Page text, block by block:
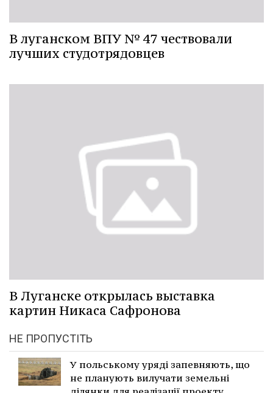
В луганском ВПУ № 47 чествовали
лучших студотрядовцев
В Луганске открылась выставка
картин Никаса Сафронова
НЕ ПРОПУСТІТЬ
У польському уряді запевняють, що
не планують вилучати земельні